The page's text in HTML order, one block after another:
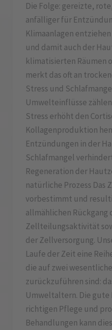
Die Folge: gereizte,
anfälliger für
Klimaanlagen
und damit auch der
klimatisierten Räumen
merkt das oft an
Stress und
Umwelteinflüsse
Stress erhöht den
Kollagenproduktion
Entzündungen in der
Schlafmangel
Regeneration der
natürliche Prozess Das
vorbestimmt und
allmählichen Rückgang
Zellteilungsaktivität
der Zellversorgung.
Laufe der Zeit eine
die auf zwei
zurückzuführen sind:
Umweltaltern. Die gute
richtigen Pflege und
Behandlungen kann